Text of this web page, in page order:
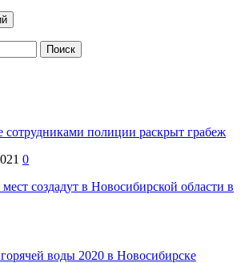
полиции раскрыт грабеж
0
создадут в Новосибирской области в
воды 2020 в Новосибирске